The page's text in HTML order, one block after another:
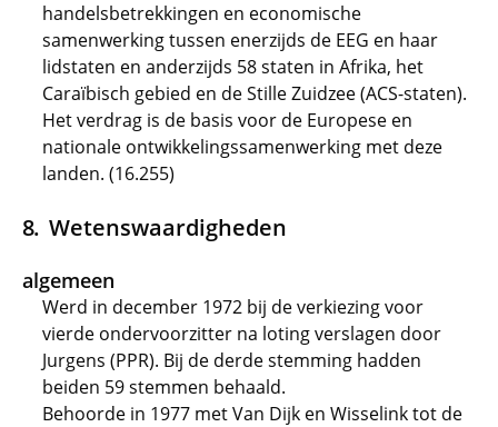
handelsbetrekkingen en economische
samenwerking tussen enerzijds de EEG en haar
lidstaten en anderzijds 58 staten in Afrika, het
Caraïbisch gebied en de Stille Zuidzee (ACS-staten).
Het verdrag is de basis voor de Europese en
nationale ontwikkelingssamenwerking met deze
landen. (16.255)
Wetenswaardigheden
algemeen
Werd in december 1972 bij de verkiezing voor
vierde ondervoorzitter na loting verslagen door
Jurgens (PPR). Bij de derde stemming hadden
beiden 59 stemmen behaald.
Behoorde in 1977 met Van Dijk en Wisselink tot de